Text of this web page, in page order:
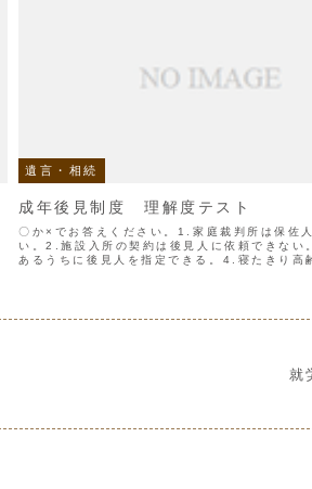
遺言・相続
成年後見制度 理解度テスト
〇か×でお答えください。1.家庭裁判所は保佐
い。2.施設入所の契約は後見人に依頼できない
あるうちに後見人を指定できる。4.寝たきり高
就